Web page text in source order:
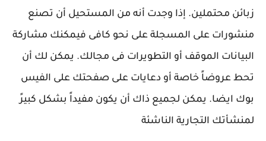
زبائن محتملين. إذا وجدت أنه من المستحيل أن تصنع
منشورات على المسجلة على نحو كافى فيمكنك مشاركة
البيانات الموقف أو التطويرات فى مجالك. يمكن لك أن
تحط عروضاً خاصة أو دعايات على صفحتك على الفيس
بوك ايضا. يمكن لجميع ذاك أن يكون مفيداً بشكل كبيرً
لمنشأتك التجارية الناشئة